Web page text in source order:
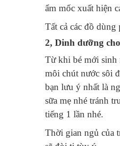
ẩm mốc xuất hiện
Tất cả các đồ dùng
2, Dinh dưỡng
Từ khi bé mới sinh
môi chút nước sôi
bạn lưu ý nhất là
sữa mẹ nhé tránh
tiếng 1 lần nhé.
Thời gian ngủ của